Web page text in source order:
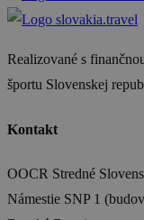
Realizované s
športu Slovenskej
Kontakt
OOCR Stredné
Námestie SNP 1